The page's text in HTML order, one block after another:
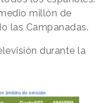
millón de
las Campanadas.
durante la